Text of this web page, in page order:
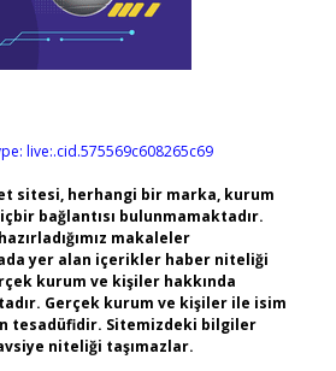
live:.cid.575569c608265c69
sitesi, herhangi bir marka, kurum
bağlantısı bulunmamaktadır.
makaleler
yer alan içerikler haber niteliği
kurum ve kişiler hakkında
Gerçek kurum ve kişiler ile isim
tesadüfidir. Sitemizdeki bilgiler
niteliği taşımazlar.